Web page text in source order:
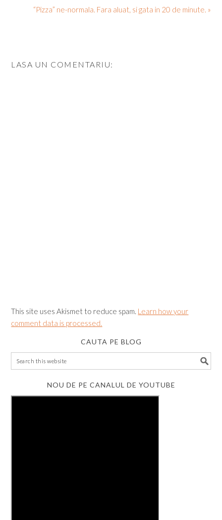
“Pizza” ne-normala. Fara aluat, si gata in 20 de minute. »
LASA UN COMENTARIU:
This site uses Akismet to reduce spam. Learn how your
comment data is processed.
CAUTA PE BLOG
NOU DE PE CANALUL DE YOUTUBE